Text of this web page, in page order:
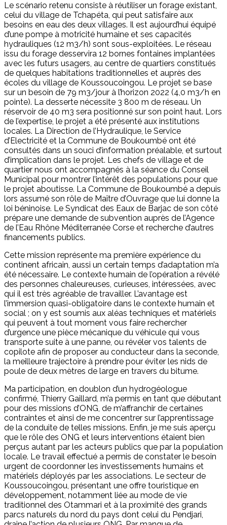
Le scénario retenu consiste à réutiliser un forage existant,
celui du village de Tchapéta, qui peut satisfaire aux
besoins en eau des deux villages. Il est aujourd’hui équipé
d’une pompe à motricité humaine et ses capacités
hydrauliques (12 m3/h) sont sous-exploitées. Le réseau
issu du forage desservira 12 bornes fontaines implantées
avec les futurs usagers, au centre de quartiers constitués
de quelques habitations traditionnelles et auprès des
écoles du village de Koussoucoingou. Le projet se base
sur un besoin de 79 m3/jour à l’horizon 2022 (4,0 m3/h en
pointe). La desserte nécessite 3 800 m de réseau. Un
réservoir de 40 m3 sera positionné sur son point haut. Lors
de l’expertise, le projet a été présenté aux institutions
locales. La Direction de l’Hydraulique, le Service
d’Electricité et la Commune de Boukoumbé ont été
consultés dans un souci d’information préalable, et surtout
d’implication dans le projet. Les chefs de village et de
quartier nous ont accompagnés à la séance du Conseil
Municipal pour montrer l’intérêt des populations pour que
le projet aboutisse. La Commune de Boukoumbé a depuis
lors assumé son rôle de Maître d’Ouvrage que lui donne la
loi béninoise. Le Syndicat des Eaux de Barjac de son côté
prépare une demande de subvention auprès de l’Agence
de l’Eau Rhône Méditerranée Corse et recherche d’autres
financements publics.
Cette mission représente ma première expérience du
continent africain, aussi un certain temps d’adaptation m’a
été nécessaire. Le contexte humain de l’opération a révélé
des personnes chaleureuses, curieuses, intéressées, avec
qui il est très agréable de travailler. L’avantage est
l’immersion quasi-obligatoire dans le contexte humain et
social ; on y est soumis aux aléas techniques et matériels
qui peuvent à tout moment vous faire rechercher
d’urgence une pièce mécanique du véhicule qui vous
transporte suite à une panne, ou révéler vos talents de
copilote afin de proposer au conducteur dans la seconde,
la meilleure trajectoire à prendre pour éviter les nids de
poule de deux mètres de large en travers du bitume.
Ma participation, en doublon d’un hydrogéologue
confirmé, Thierry Gaillard, m’a permis en tant que débutant
pour des missions d’ONG, de m’affranchir de certaines
contraintes et ainsi de me concentrer sur l’apprentissage
de la conduite de telles missions. Enfin, je me suis aperçu
que le rôle des ONG et leurs interventions étaient bien
perçus autant par les acteurs publics que par la population
locale. Le travail effectué a permis de constater le besoin
urgent de coordonner les investissements humains et
matériels déployés par les associations. Le secteur de
Koussoucoingou, présentant une offre touristique en
développement, notamment liée au mode de vie
traditionnel des Otammari et à la proximité des grands
parcs naturels du nord du pays dont celui du Pendjari,